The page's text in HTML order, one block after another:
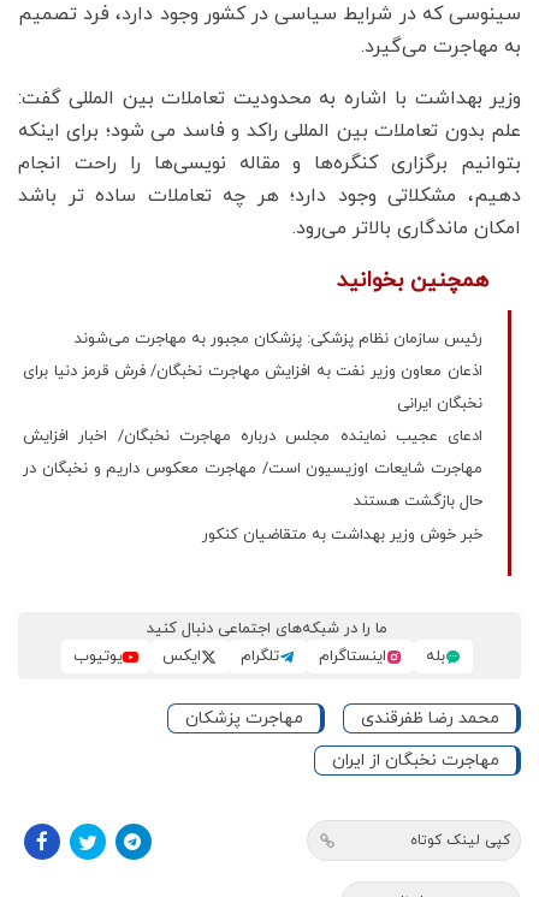
سینوسی که در شرایط سیاسی در کشور وجود دارد، فرد تصمیم
به مهاجرت می‌گیرد.
وزیر بهداشت با اشاره به محدودیت تعاملات بین المللی گفت:
علم بدون تعاملات بین المللی راکد و فاسد می شود؛ برای اینکه
بتوانیم برگزاری کنگره‌ها و مقاله نویسی‌ها را راحت انجام
دهیم، مشکلاتی وجود دارد؛ هر چه تعاملات ساده تر باشد
امکان ماندگاری بالاتر می‌رود.
همچنین بخوانید
رئیس سازمان نظام پزشکی: پزشکان مجبور به مهاجرت می‌شوند
اذعان معاون وزیر نفت به افزایش مهاجرت نخبگان/ فرش قرمز دنیا برای
نخبگان ایرانی
ادعای عجیب نماینده مجلس درباره مهاجرت نخبگان/ اخبار افزایش
مهاجرت شایعات اوزیسیون است/ مهاجرت معکوس داریم و نخبگان در
حال بازگشت هستند
خبر خوش وزیر بهداشت به متقاضیان کنکور
ما را در شبکه‌های اجتماعی دنبال کنید
بله
اینستاگرام تلگرام ایکس یوتیوب
محمد رضا ظفرقندی
مهاجرت پزشکان
مهاجرت نخبگان از ایران
کپی لینک کوتاه